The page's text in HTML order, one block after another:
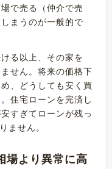
で売る（仲介で売
まうのが一般的で
る以上、その家を
せん。将来の価格下
、どうしても安く買
住宅ローンを完済し
すぎてローンが残っ
ません。
場より異常に高